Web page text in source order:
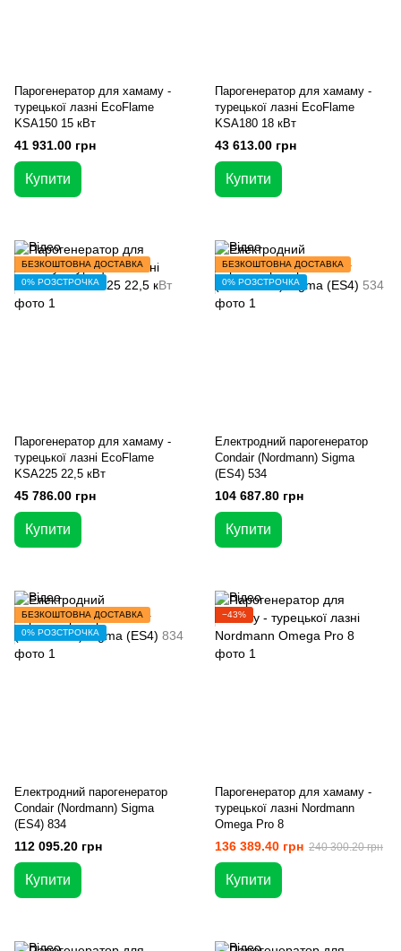
Парогенератор для хамаму -
турецької лазні EcoFlame
KSA150 15 кВт
41 931.00 грн
Купити
Парогенератор для хамаму -
турецької лазні EcoFlame
KSA180 18 кВт
43 613.00 грн
Купити
БЕЗКОШТОВНА ДОСТАВКА
0% РОЗСТРОЧКА
Парогенератор для хамаму -
турецької лазні EcoFlame
KSA225 22,5 кВт
45 786.00 грн
Купити
БЕЗКОШТОВНА ДОСТАВКА
0% РОЗСТРОЧКА
Електродний парогенератор
Condair (Nordmann) Sigma
(ES4) 534
104 687.80 грн
Купити
БЕЗКОШТОВНА ДОСТАВКА
0% РОЗСТРОЧКА
Електродний парогенератор
Condair (Nordmann) Sigma
(ES4) 834
112 095.20 грн
Купити
−43%
Парогенератор для хамаму -
турецької лазні Nordmann
Omega Pro 8
136 389.40 грн 240 300.20 грн
Купити